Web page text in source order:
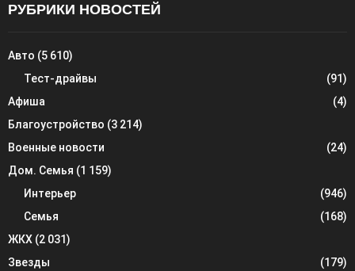
РУБРИКИ НОВОСТЕЙ
Авто (5 610)
Тест-драйвы
(91)
Афиша
(4)
Благоустройство (3 214)
Военные новости
(24)
Дом. Семья (1 159)
Интерьер
(946)
Семья
(168)
ЖКХ (2 031)
Звезды
(179)